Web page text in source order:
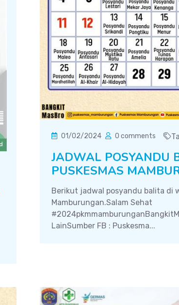
01/02/2024 0 comments
JADWAL POSYANDU
PUSKESMAS
Berikut jadwal posyandu balita di
Mamburungan.Salam Sehat
LainSumber FB : Puskesma...